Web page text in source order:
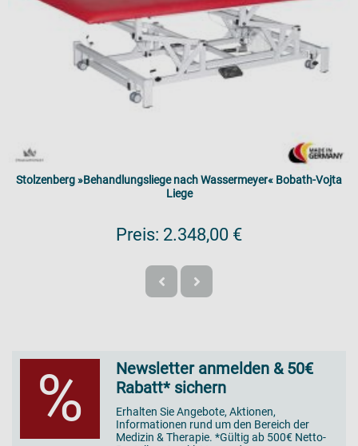
Stolzenberg »Behandlungsliege nach Wassermeyer« Bobath-Vojta
Liege
Preis: 2.348,00 €
%
Newsletter anmelden & 50€
Rabatt* sichern
Erhalten Sie Angebote, Aktionen,
Informationen rund um den Bereich der
Medizin & Therapie. *Gültig ab 500€ Netto-